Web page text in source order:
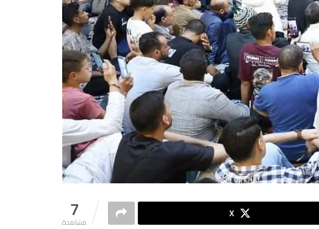
7
مشاهدة
X